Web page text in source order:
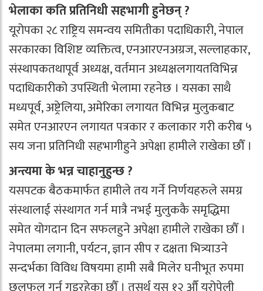
भेलाका कति प्रतिनिधी सहभागी हुनेछन् ?
यूरोपका २८ राष्ट्रिय समन्वय समितीका पदाधिकारी, नेपाल
सरकारका विशिष्ट व्यक्तित्व, एनआरएनअग्रज, सल्लाहकार,
संस्थापकतथापूर्व अध्यक्ष, वर्तमान अध्यक्षलगायतविभिन्न
पदाधिकारीको उपस्थिती भेलामा रहनेछ । यसका साथै
मध्यपूर्व, अष्ट्रेलिया, अमेरिका लगायत विभिन्न मुलुकबाट
समेत एनआरएन लगायत पत्रकार र कलाकार गरी करीब ५
सय जना प्रतिनिधी सहभागीहुने अपेक्षा हामीले राखेका छौँ ।
अन्त्यमा के भन्न चाहानुहुन्छ ?
यसपटक बैठकमार्फत हामीले तय गर्ने निर्णयहरुले समग्र
संस्थालाई संस्थागत गर्न मात्रै नभई मुलुककै समृद्धिमा
समेत योगदान दिन सफलहुने अपेक्षा हामीले राखेका छौँ ।
नेपालमा लगानी, पर्यटन, ज्ञान सीप र दक्षता भित्र्याउने
सन्दर्भका विविध विषयमा हामी सबै मिलेर घनीभूत रुपमा